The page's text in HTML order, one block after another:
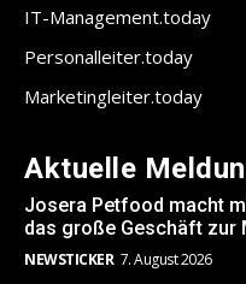
IT-Management.today
Personalleiter.today
Marketingleiter.today
Aktuelle
Josera Petfood macht
das große Geschäft zur
NEWSTICKER 7. August 2026